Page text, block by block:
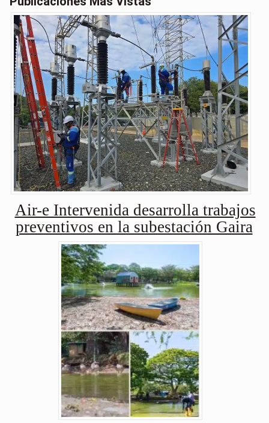
Air-e Intervenida desarrolla trabajos
preventivos en la subestación Gaira